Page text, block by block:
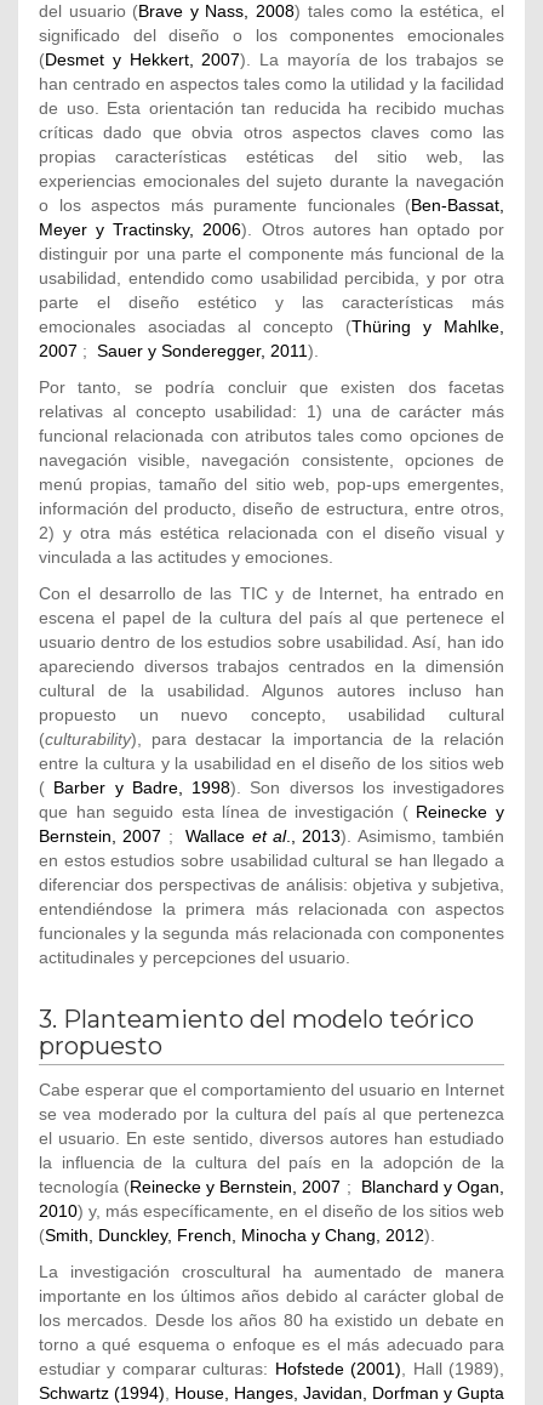
del usuario (Brave y Nass, 2008) tales como la estética, el
significado del diseño o los componentes emocionales
(Desmet y Hekkert, 2007). La mayoría de los trabajos se
han centrado en aspectos tales como la utilidad y la facilidad
de uso. Esta orientación tan reducida ha recibido muchas
críticas dado que obvia otros aspectos claves como las
propias características estéticas del sitio web, las
experiencias emocionales del sujeto durante la navegación
o los aspectos más puramente funcionales (Ben-Bassat,
Meyer y Tractinsky, 2006). Otros autores han optado por
distinguir por una parte el componente más funcional de la
usabilidad, entendido como usabilidad percibida, y por otra
parte el diseño estético y las características más
emocionales asociadas al concepto (Thüring y Mahlke,
2007 ; Sauer y Sonderegger, 2011).
Por tanto, se podría concluir que existen dos facetas
relativas al concepto usabilidad: 1) una de carácter más
funcional relacionada con atributos tales como opciones de
navegación visible, navegación consistente, opciones de
menú propias, tamaño del sitio web, pop-ups emergentes,
información del producto, diseño de estructura, entre otros,
2) y otra más estética relacionada con el diseño visual y
vinculada a las actitudes y emociones.
Con el desarrollo de las TIC y de Internet, ha entrado en
escena el papel de la cultura del país al que pertenece el
usuario dentro de los estudios sobre usabilidad. Así, han ido
apareciendo diversos trabajos centrados en la dimensión
cultural de la usabilidad. Algunos autores incluso han
propuesto un nuevo concepto, usabilidad cultural
(culturability), para destacar la importancia de la relación
entre la cultura y la usabilidad en el diseño de los sitios web
( Barber y Badre, 1998). Son diversos los investigadores
que han seguido esta línea de investigación ( Reinecke y
Bernstein, 2007 ;Wallace et al., 2013). Asimismo, también
en estos estudios sobre usabilidad cultural se han llegado a
diferenciar dos perspectivas de análisis: objetiva y subjetiva,
entendiéndose la primera más relacionada con aspectos
funcionales y la segunda más relacionada con componentes
actitudinales y percepciones del usuario.
3. Planteamiento del modelo teórico
propuesto
Cabe esperar que el comportamiento del usuario en Internet
se vea moderado por la cultura del país al que pertenezca
el usuario. En este sentido, diversos autores han estudiado
la influencia de la cultura del país en la adopción de la
tecnología (Reinecke y Bernstein, 2007 ; Blanchard y Ogan,
2010) y, más específicamente, en el diseño de los sitios web
(Smith, Dunckley, French, Minocha y Chang, 2012).
La investigación croscultural ha aumentado de manera
importante en los últimos años debido al carácter global de
los mercados. Desde los años 80 ha existido un debate en
torno a qué esquema o enfoque es el más adecuado para
estudiar y comparar culturas: Hofstede (2001) , Hall (1989),
Schwartz (1994)
House, Hanges, Javidan, Dorfman y Gupta